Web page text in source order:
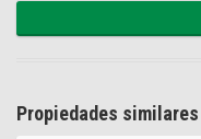
Propiedades similares